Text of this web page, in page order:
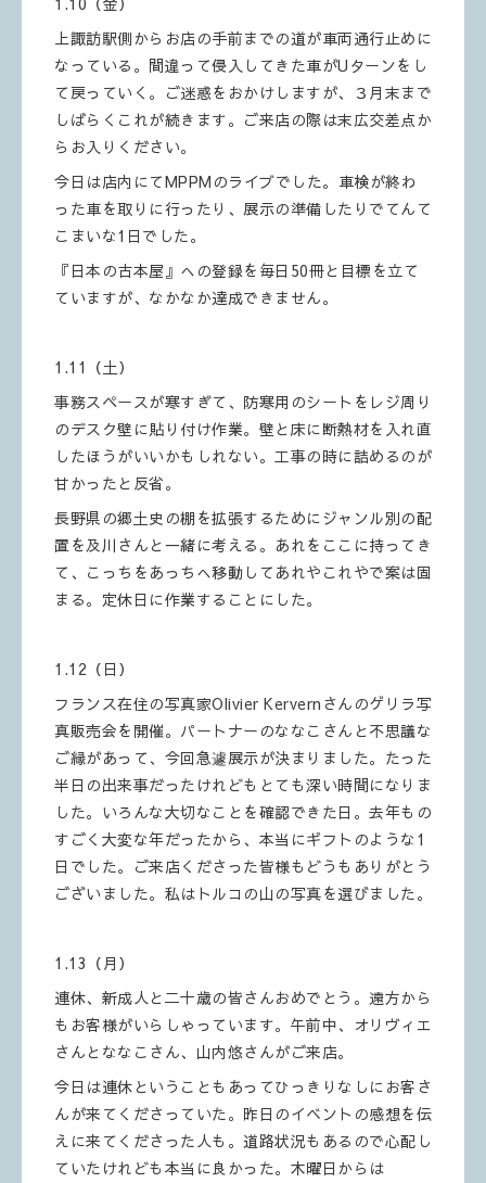
上諏訪駅側からお店の手前までの道が車両通行止めに
なっている。間違って侵入してきた車がUターンをし
て戻っていく。ご迷惑をおかけしますが、３月末まで
しばらくこれが続きます。ご来店の際は末広交差点か
らお入りください。
今日は店内にてMPPMのライブでした。車検が終わ
った車を取りに行ったり、展示の準備したりでてんて
こまいな1日でした。
『日本の古本屋』への登録を毎日50冊と目標を立て
ていますが、なかなか達成できません。
1.11（土）
事務スペースが寒すぎて、防寒用のシートをレジ周り
のデスク壁に貼り付け作業。壁と床に断熱材を入れ直
したほうがいいかもしれない。工事の時に詰めるのが
甘かったと反省。
長野県の郷土史の棚を拡張するためにジャンル別の配
置を及川さんと一緒に考える。あれをここに持ってき
て、こっちをあっちへ移動してあれやこれやで案は固
まる。定休日に作業することにした。
1.12（日）
フランス在住の写真家Olivier Kervernさんのゲリラ写
真販売会を開催。パートナーのななこさんと不思議な
ご縁があって、今回急遽展示が決まりました。たった
半日の出来事だったけれどもとても深い時間になりま
した。いろんな大切なことを確認できた日。去年もの
すごく大変な年だったから、本当にギフトのような1
日でした。ご来店くださった皆様もどうもありがとう
ございました。私はトルコの山の写真を選びました。
1.13（月）
連休、新成人と二十歳の皆さんおめでとう。遠方から
もお客様がいらしゃっています。午前中、オリヴィエ
さんとななこさん、山内悠さんがご来店。
今日は連休ということもあってひっきりなしにお客さ
んが来てくださっていた。昨日のイベントの感想を伝
えに来てくださった人も。道路状況もあるので心配し
ていたけれども本当に良かった。木曜日からは